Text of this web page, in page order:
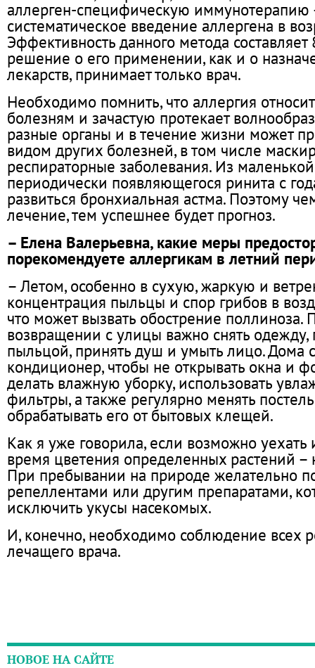
аллерген-специфическую иммунотерапию
систематическое введение аллергена в
Эффективность данного метода
решение о его применении, как и о
лекарств, принимает только врач.
Необходимо помнить, что аллергия
болезням и зачастую протекает
разные органы и в течение жизни может
видом других болезней, в том числе
респираторные заболевания. Из
периодически появляющегося ринита с
развиться бронхиальная астма. Поэтому
лечение, тем успешнее будет прогноз.
– Елена Валерьевна, какие меры
порекомендуете аллергикам в летний
– Летом, особенно в сухую, жаркую и
концентрация пыльцы и спор грибов в
что может вызвать обострение поллиноза.
возвращении с улицы важно снять
пыльцой, принять душ и умыть лицо. Дома
кондиционер, чтобы не открывать окна и
делать влажную уборку, использовать
фильтры, а также регулярно менять
обрабатывать его от бытовых клещей.
Как я уже говорила, если возможно уехать
время цветения определенных растений –
При пребывании на природе желательно
репеллентами или другим препаратами,
исключить укусы насекомых.
И, конечно, необходимо соблюдение всех
лечащего врача.
НОВОЕ НА САЙТЕ